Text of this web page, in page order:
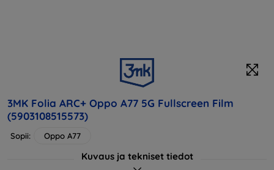
3MK Folia ARC+ Oppo A77 5G Fullscreen Film
(5903108515573)
Sopii: Oppo A77
Kuvaus ja tekniset tiedot